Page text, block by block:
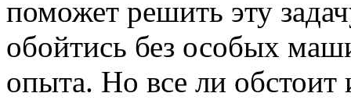
поможет решить эту
обойтись без особых
опыта. Но все ли обстоит